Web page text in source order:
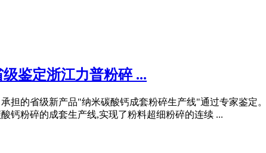
鉴定浙江力普粉碎 ...
的省级新产品"纳米碳酸钙成套粉碎生产线"通过专家鉴定
钙粉碎的成套生产线,实现了粉料超细粉碎的连续 ...